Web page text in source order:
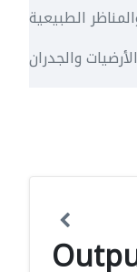
الطبيعية
الأرضيات والجدران